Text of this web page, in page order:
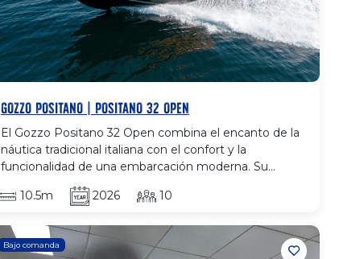
GOZZO POSITANO | POSITANO 32 OPEN
El Gozzo Positano 32 Open combina el encanto de la
náutica tradicional italiana con el confort y la
funcionalidad de una embarcación moderna. Su
amplia bañera, solárium en proa y plataforma de baño
ofrecen un espacio ideal para disfrutar del mar en
diseñado garantiza una navegación suave y segura,
mientras que su distribución abierta facilita el
10.5m 2026 10
Bajo comanda